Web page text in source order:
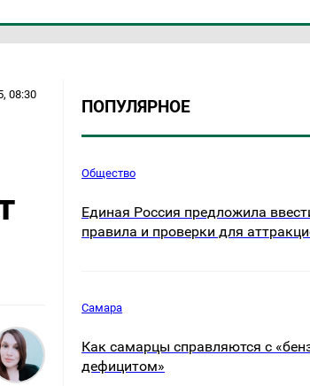
08:30
ПОПУЛЯРНОЕ
Общество
Единая Россия предложила
правила и проверки для
Самара
Как самарцы справляются с
дефицитом»